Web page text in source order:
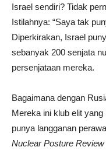
Israel sendiri? Tidak
Istilahnya: “Saya tak
Diperkirakan, Israel
sebanyak 200 senjata
persenjataan mereka.
Bagaimana dengan
Mereka ini klub elit
punya langganan
Nuclear Posture Review